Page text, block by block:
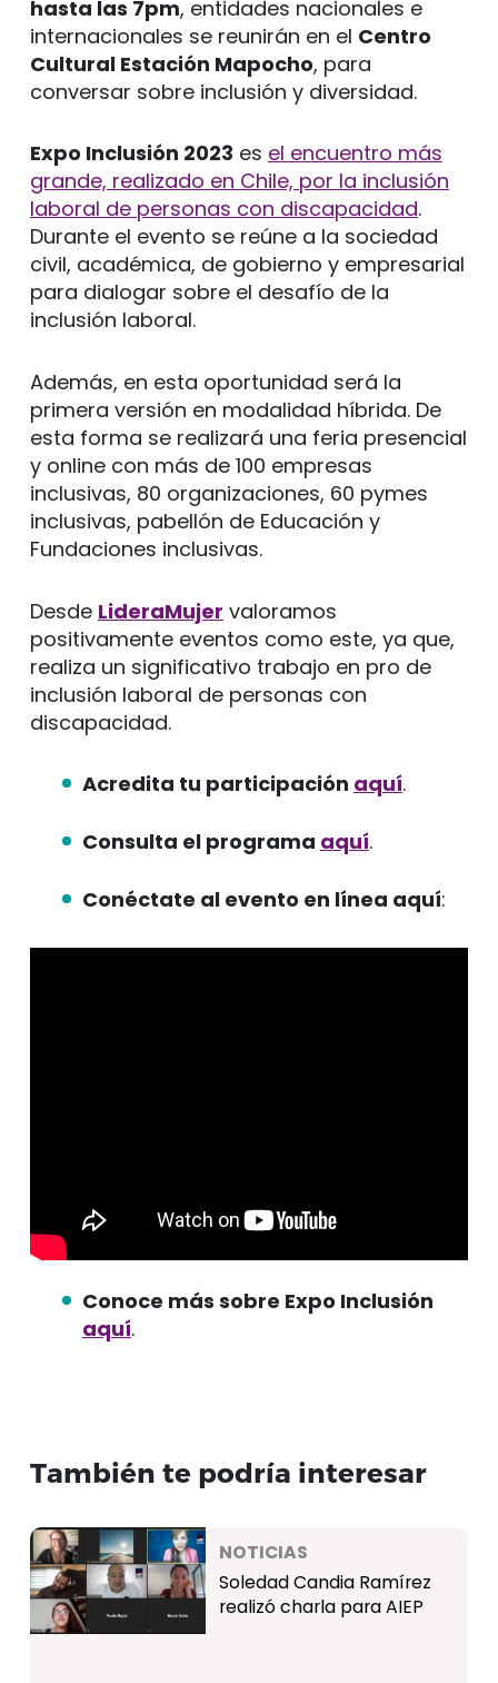
hasta las 7pm, entidades nacionales e
internacionales se reunirán en el Centro
Cultural Estación Mapocho, para
conversar sobre inclusión y diversidad.
Expo Inclusión 2023 es el encuentro más
grande, realizado en Chile, por la inclusión
laboral de personas con discapacidad.
Durante el evento se reúne a la sociedad
civil, académica, de gobierno y empresarial
para dialogar sobre el desafío de la
inclusión laboral.
Además, en esta oportunidad será la
primera versión en modalidad híbrida. De
esta forma se realizará una feria presencial
y online con más de 100 empresas
inclusivas, 80 organizaciones, 60 pymes
inclusivas, pabellón de Educación y
Fundaciones inclusivas.
Desde LideraMujer valoramos
positivamente eventos como este, ya que,
realiza un significativo trabajo en pro de
inclusión laboral de personas con
discapacidad.
Acredita tu participación aquí.
Consulta el programa aquí.
Conéctate al evento en línea aquí:
Conoce más sobre Expo Inclusión
aquí.
También te podría interesar
NOTICIAS
Soledad Candia Ramírez
realizó charla para AIEP